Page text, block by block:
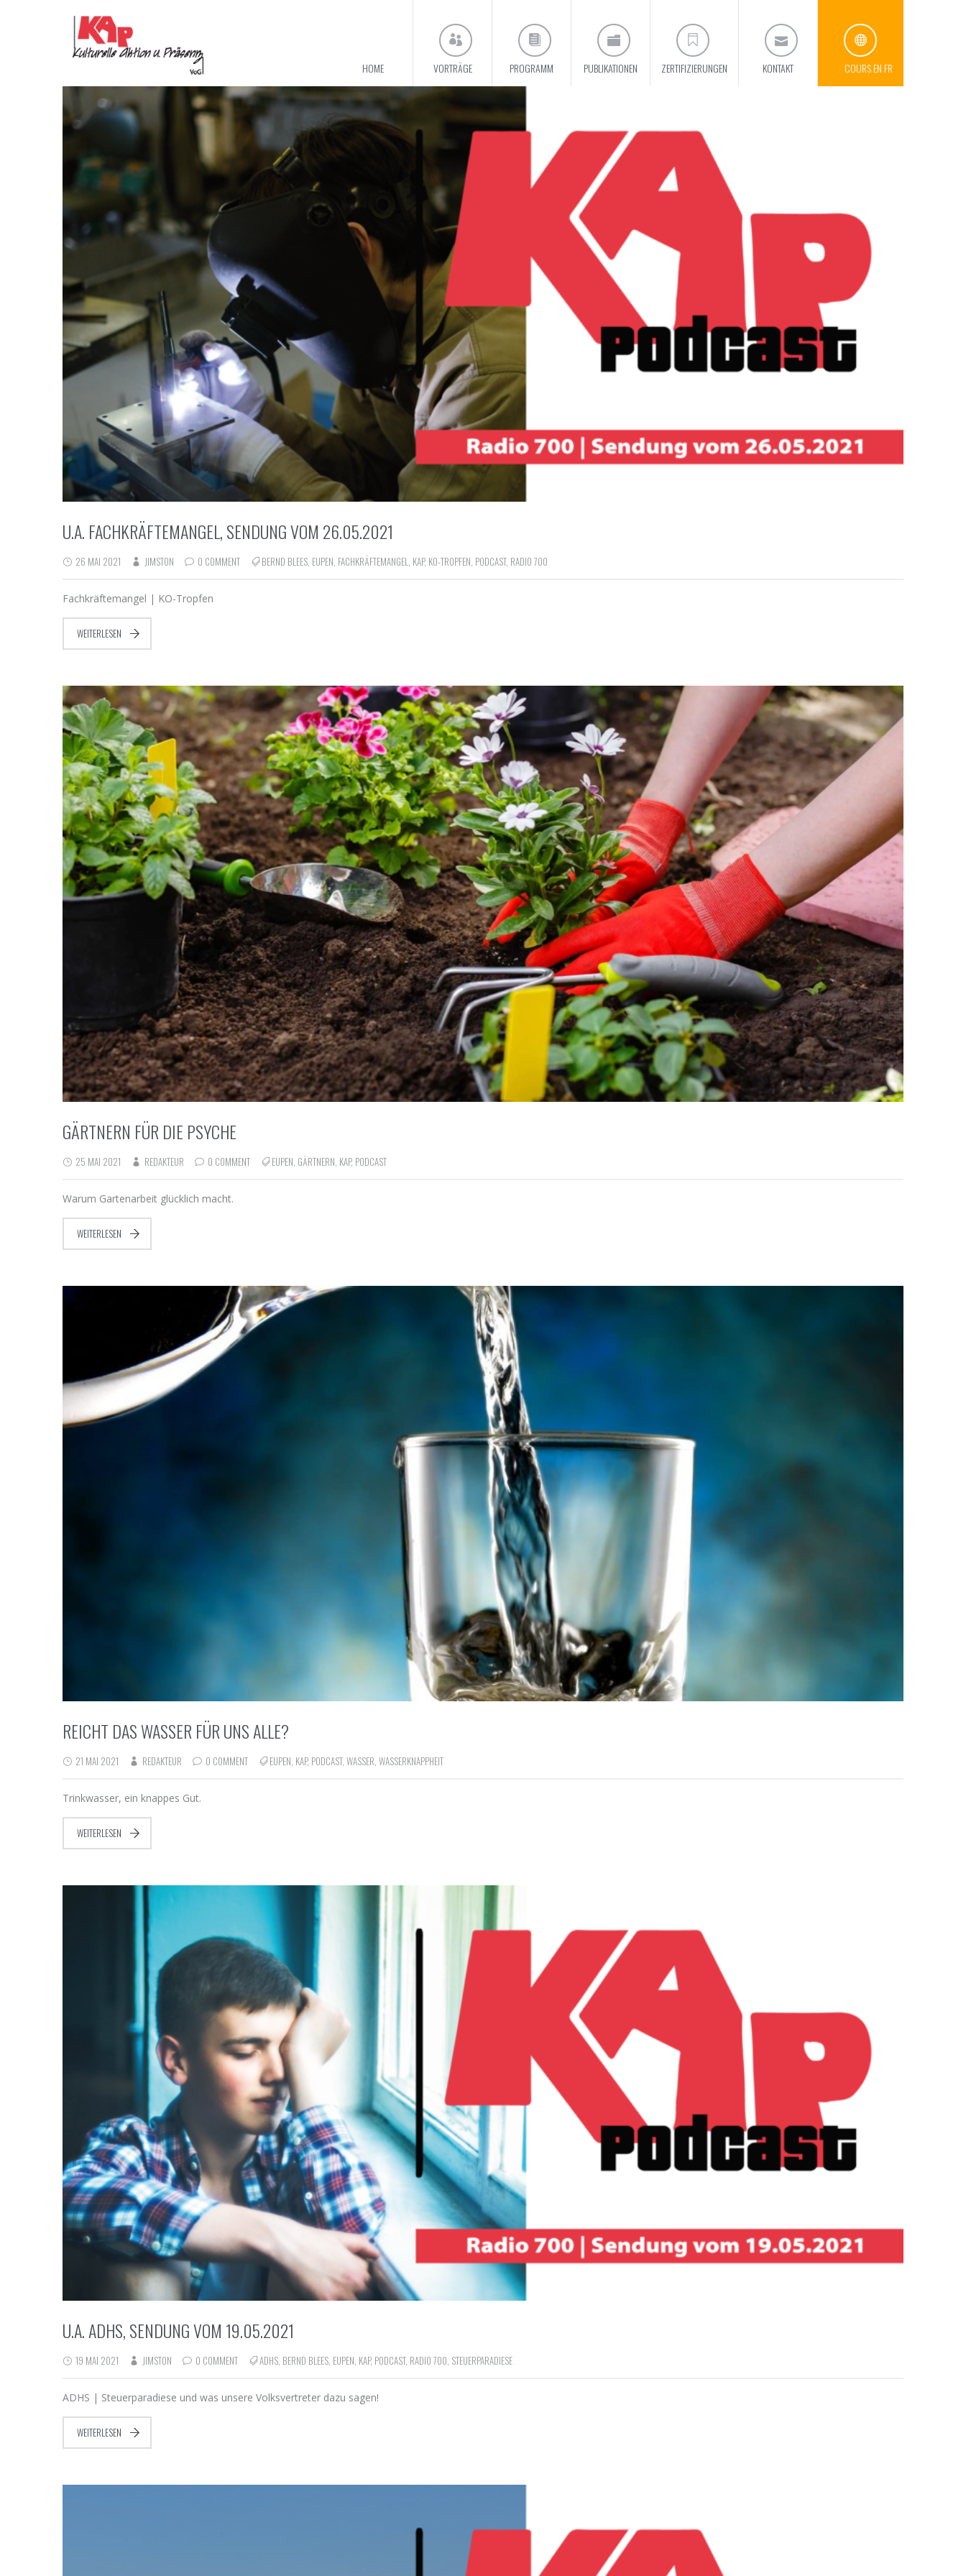
HOME VORTRÄGE PROGRAMM PUBLIKATIONEN ZERTIFIZIERUNGEN KONTAKT COURS EN FR
U.A. FACHKRÄFTEMANGEL, SENDUNG VOM 26.05.2021
26 MAI 2021 JIMSTON 0 COMMENT BERND BLEES, EUPEN, FACHKRÄFTEMANGEL, KAP, KO-TROPFEN, PODCAST, RADIO 700
Fachkräftemangel | KO-Tropfen
WEITERLESEN
GÄRTNERN FÜR DIE PSYCHE
25 MAI 2021 REDAKTEUR 0 COMMENT EUPEN GÄRTNERN KAP, PODCAST
Warum Gartenarbeit glücklich macht.
WEITERLESEN
REICHT DAS WASSER FÜR UNS ALLE?
21 MAI 2021 REDAKTEUR 0 COMMENT EUPEN KAP, PODCAST, WASSER WASSERKNAPPHEIT
Trinkwasser, ein knappes Gut.
WEITERLESEN
U.A. ADHS, SENDUNG VOM 19.05.2021
19 MAI 2021 JIMSTON 0 COMMENT ADHS, BERND BLEES, EUPEN, KAP, PODCAST, RADIO 700, STEUERPARADIESE
ADHS | Steuerparadiese und was unsere Volksvertreter dazu sagen!
WEITERLESEN